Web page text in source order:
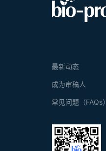
最新动态
成为审稿人
常见问题（FAQs）